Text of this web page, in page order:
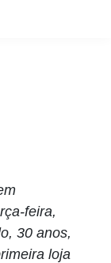
feira,
30 anos,
loja